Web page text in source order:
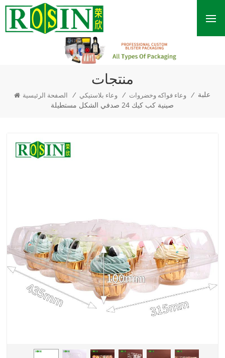
منتجات
الصفحة الرئيسية / وعاء بلاستيكي / وعاء فواكه وخضروات / علبة
صينية كب كيك 24 صدفي الشكل مستطيلة